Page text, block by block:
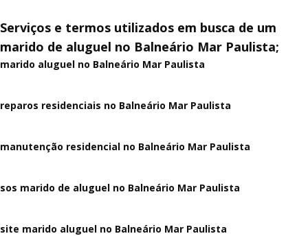
Serviços e termos utilizados em busca de um
marido de aluguel no Balneário Mar Paulista;
marido aluguel no Balneário Mar Paulista
reparos residenciais no Balneário Mar Paulista
manutenção residencial no Balneário Mar Paulista
sos marido de aluguel no Balneário Mar Paulista
site marido aluguel no Balneário Mar Paulista